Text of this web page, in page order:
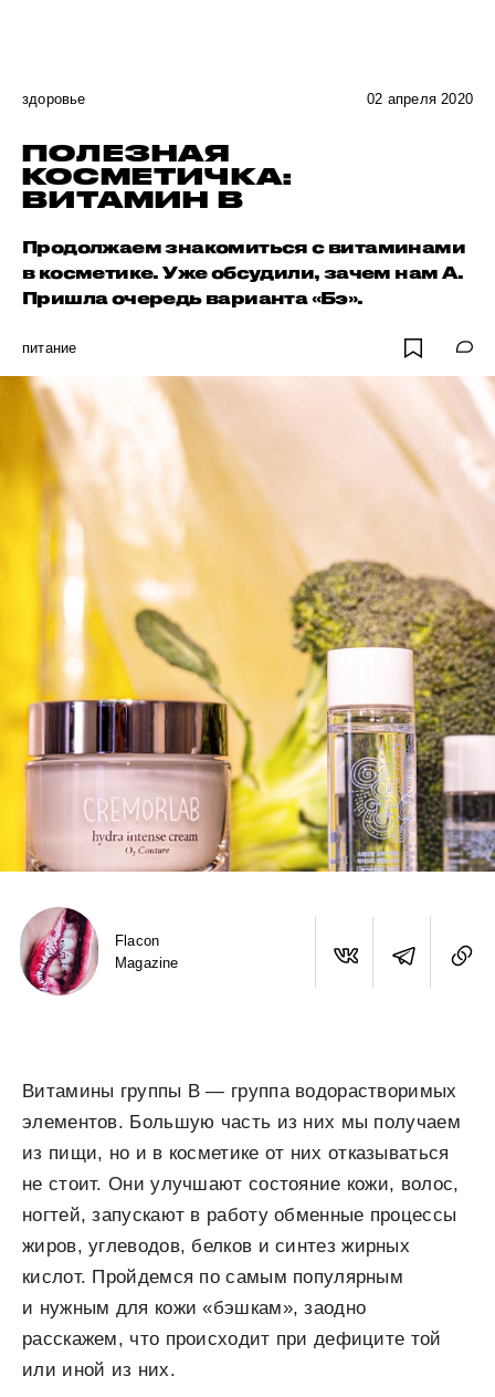
здоровье 02 апреля 2020
ПОЛЕЗНАЯ
КОСМЕТИЧКА:
ВИТАМИН B
Продолжаем знакомиться с витаминами
в косметике. Уже обсудили, зачем нам А.
Пришла очередь варианта «Бэ».
питание
Flacon
Magazine
Витамины группы В — группа водорастворимых
элементов. Большую часть из них мы получаем
из пищи, но и в косметике от них отказываться
не стоит. Они улучшают состояние кожи, волос,
ногтей, запускают в работу обменные процессы
жиров, углеводов, белков и синтез жирных
кислот. Пройдемся по самым популярным
и нужным для кожи «бэшкам», заодно
расскажем, что происходит при дефиците той
или иной из них.